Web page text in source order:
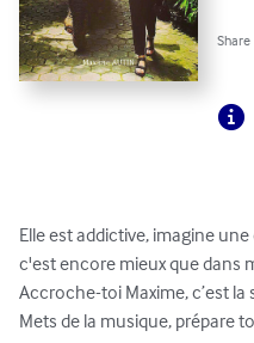
Share
Elle est addictive, imagine
c'est encore mieux que dans
Accroche-toi Maxime, c’est
Mets de la musique, prépare